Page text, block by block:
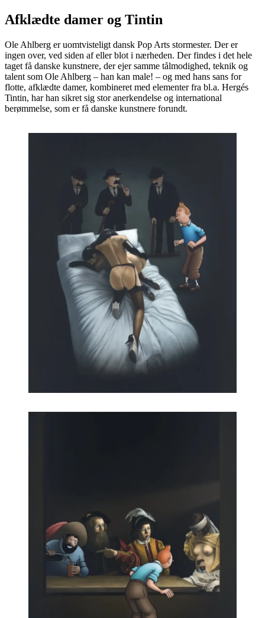
Afklædte damer og Tintin
Ole Ahlberg er uomtvisteligt dansk Pop Arts stormester. Der er
ingen over, ved siden af eller blot i nærheden. Der findes i det hele
taget få danske kunstnere, der ejer samme tålmodighed, teknik og
talent som Ole Ahlberg – han kan male! – og med hans sans for
flotte, afklædte damer, kombineret med elementer fra bl.a. Hergés
Tintin, har han sikret sig stor anerkendelse og international
berømmelse, som er få danske kunstnere forundt.